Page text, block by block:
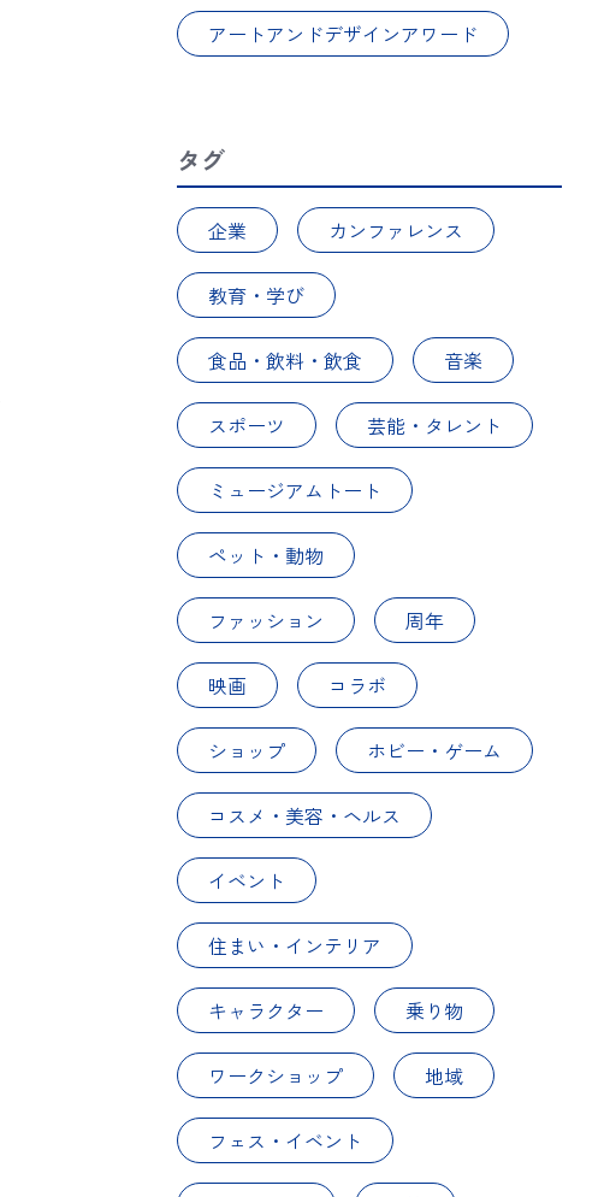
アートアンドデザインアワード
タグ
企業 カンファレンス
教育・学び
食品・飲料・飲食 音楽
スポーツ 芸能・タレント
ミュージアムトート
ペット・動物
ファッション 周年
映画 コラボ
ショップ ホビー・ゲーム
コスメ・美容・ヘルス
イベント
住まい・インテリア
キャラクター 乗り物
ワークショップ 地域
フェス・イベント